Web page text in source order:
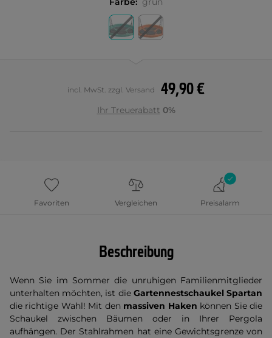
49,90 €
incl. MwSt. zzgl. Versand
Ihr Treuerabatt 0%
Favoriten Vergleichen Preisalarm
Beschreibung
Wenn Sie im Sommer die unruhigen Familienmitglieder
unterhalten möchten, ist die Gartennestschaukel Spartan
die richtige Wahl! Mit den massiven Haken können Sie die
Schaukel zwischen Bäumen oder in Ihrer Pergola
aufhängen. Der Stahlrahmen hat eine Gewichtsgrenze von